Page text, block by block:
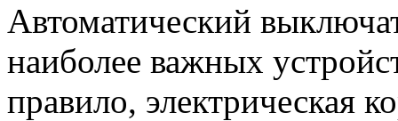
Автоматический
наиболее важных
правило, электрическая